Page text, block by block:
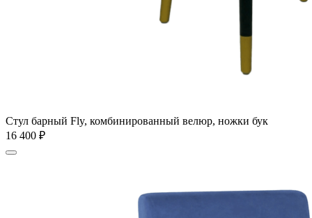
Стул барный Fly, комбинированный велюр, ножки бук
16 400 ₽